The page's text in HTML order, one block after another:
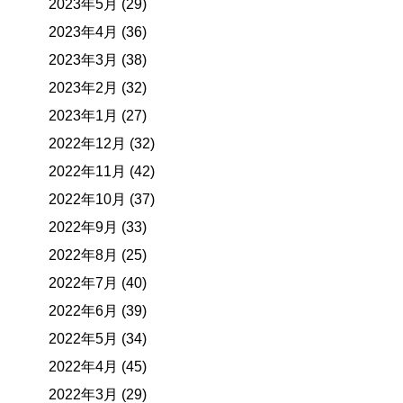
2023年5月 (29)
2023年4月 (36)
2023年3月 (38)
2023年2月 (32)
2023年1月 (27)
2022年12月 (32)
2022年11月 (42)
2022年10月 (37)
2022年9月 (33)
2022年8月 (25)
2022年7月 (40)
2022年6月 (39)
2022年5月 (34)
2022年4月 (45)
2022年3月 (29)